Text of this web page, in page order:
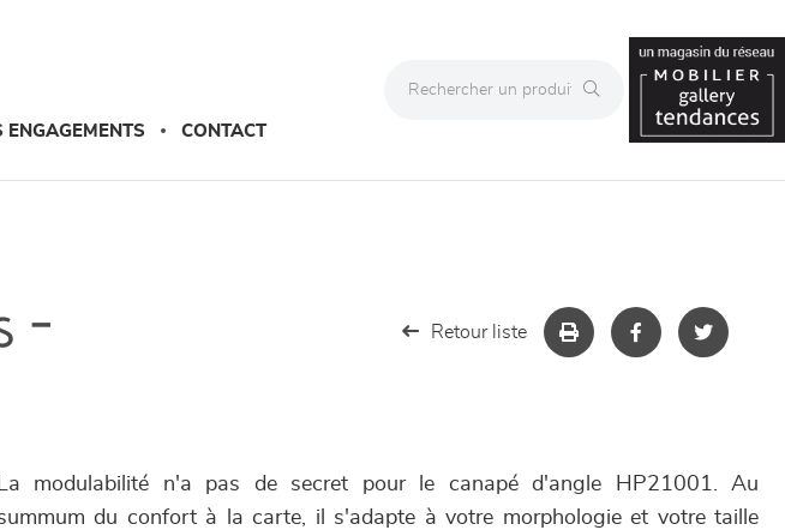
ENGAGEMENTS CONTACT
-
Retour liste
La modulabilité n'a pas de secret pour le canapé d'angle HP21001. Au
du confort à la carte, il s'adapte à votre morphologie et votre taille